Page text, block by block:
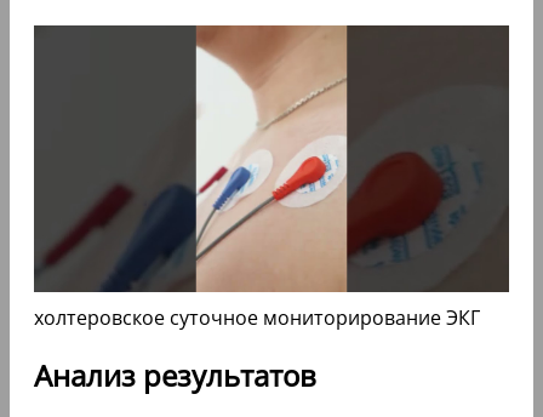
холтеровское суточное мониторирование ЭКГ
Анализ результатов